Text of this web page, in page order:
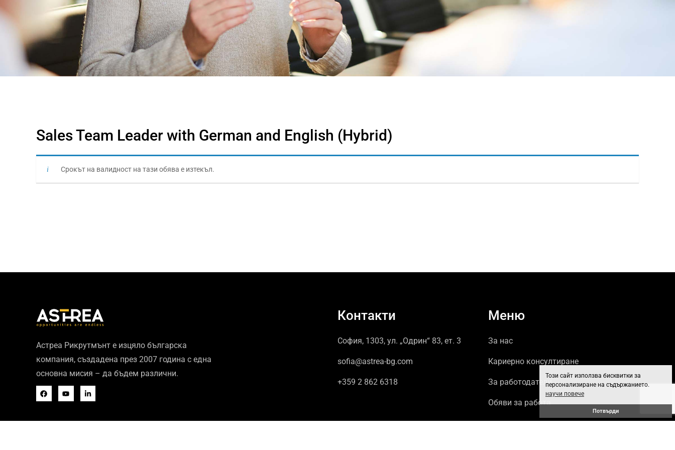
Този сайт използва бисквитки за
персонализиране на съдържанието.
научи повече
Потвърди
Sales Team Leader with German and English (Hybrid)
Срокът на валидност на тази обява е изтекъл.
Астреа Рикрутмънт е изцяло българска
компания, създадена през 2007 година с една
основна мисия – да бъдем различни.
Контакти
София, 1303, ул. „Одрин“ 83, ет. 3
sofia@astrea-bg.com
+359 2 862 6318
Меню
За нас
Кариерно консултиране
За работодатели
Обяви за работа